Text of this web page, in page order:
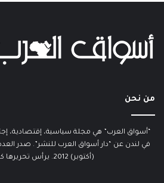
من نحن
“أسواق العرب” هي مجلة سياسية، إقتصادية،
في لندن عن “دار أسواق العرب للنشر”. صدر
(أكتوبر) 2012. يرأس تحريرها كابي طبراني.